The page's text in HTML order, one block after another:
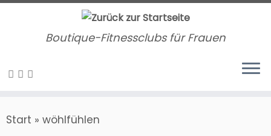
Zum
Boutique-Fitnessclubs für Frauen
Start » wöhlfühlen